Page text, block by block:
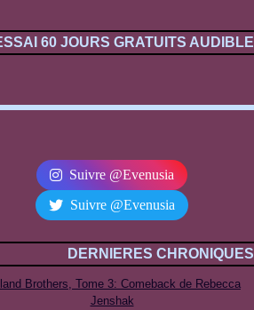
60 JOURS GRATUITS AUDIBLE
Suivre @Evenusia
Suivre @Evenusia
DERNIERES CHRONIQUES
Brothers, Tome 3: Comeback de Rebecca
Jenshak